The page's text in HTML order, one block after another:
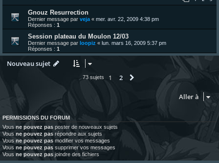
Gnouz Resurrection
Dernier message par veja« mer. avr. 22, 2009 4:38 pm
Réponses : 1
Session plateau du Moulon 12/03
Dernier message par loopiz « lun. mars 16, 2009 5:37 pm
Réponses : 1
Nouveau sujet
73 sujets 1 2 Suivante
Aller à
PERMISSIONS DU FORUM
Vous ne pouvez pas poster de nouveaux sujets
Vous ne pouvez pas répondre aux sujets
Vous ne pouvez pas modifier vos messages
Vous ne pouvez pas supprimer vos messages
Vous ne pouvez pas joindre des fichiers